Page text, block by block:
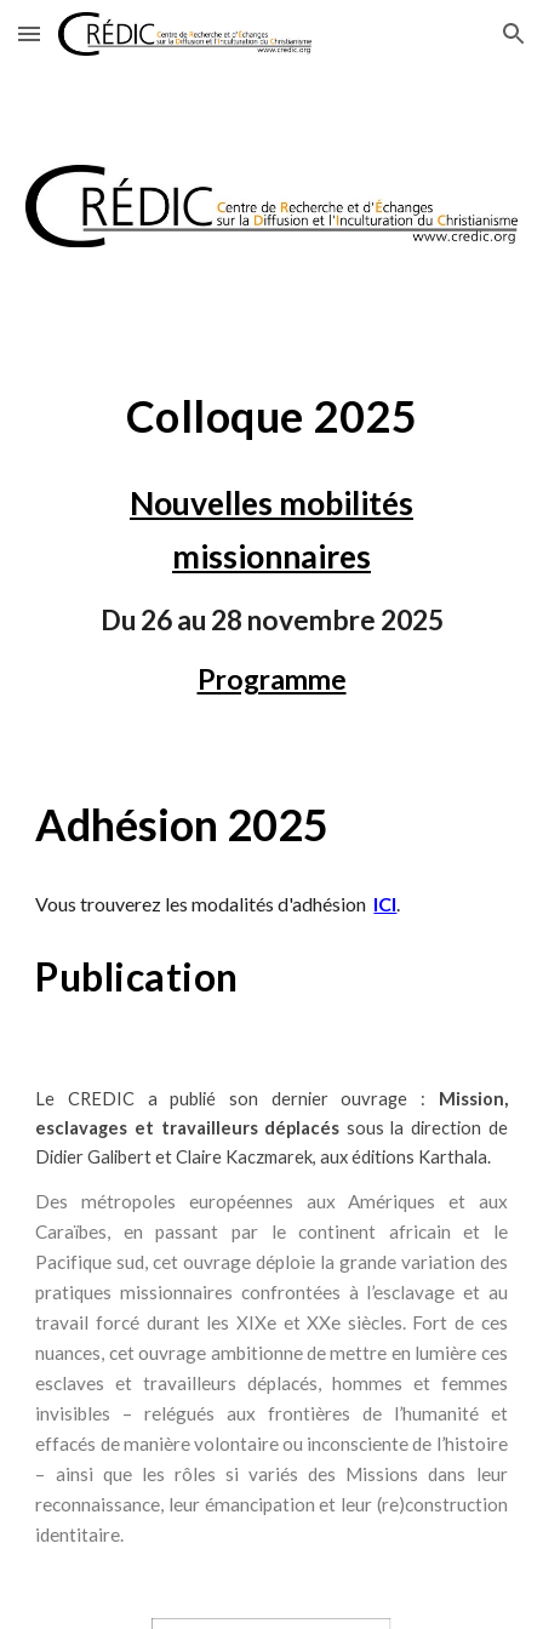
Skip to main content Skip to navigation
Colloque 2025
Nouvelles mobilités
missionnaires
Du 26 au 28 novembre 2025
Programme
Adhésion 2025
Vous trouverez les modalités d'adhésion ICI.
Publication
Le CREDIC a publié son dernier ouvrage : Mission,
esclavages et travailleurs déplacés sous la direction de
Didier Galibert et Claire Kaczmarek, aux éditions Karthala.
Des métropoles européennes aux Amériques et aux
Caraïbes, en passant par le continent africain et le
Pacifique sud, cet ouvrage déploie la grande variation des
pratiques missionnaires confrontées à l’esclavage et au
travail forcé durant les XIXe et XXe siècles. Fort de ces
nuances, cet ouvrage ambitionne de mettre en lumière ces
esclaves et travailleurs déplacés, hommes et femmes
invisibles – relégués aux frontières de l’humanité et
effacés de manière volontaire ou inconsciente de l’histoire
– ainsi que les rôles si variés des Missions dans leur
reconnaissance, leur émancipation et leur (re)construction
identitaire.